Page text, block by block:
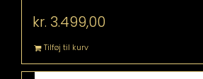
kr. 3.499,00
Tilføj til kurv